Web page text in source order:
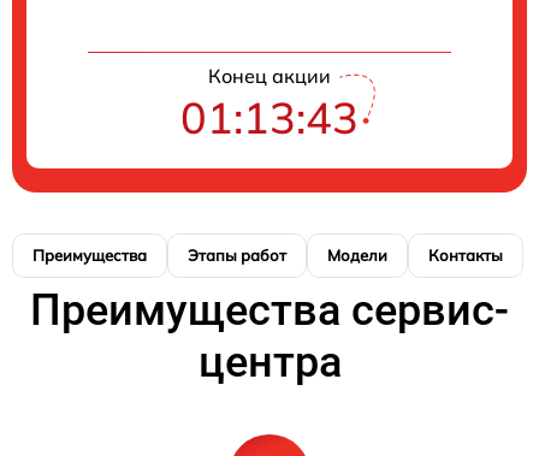
Конец акции
01:13:42
Преимущества Этапы работ Модели Контакты
Преимущества сервис-
центра